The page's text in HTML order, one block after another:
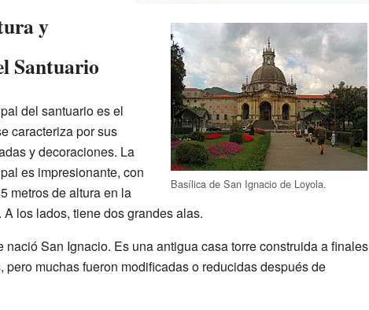
Basílica de San Ignacio de Loyola.
y
Santuario
del santuario es el
caracteriza por sus
y decoraciones. La
es impresionante, con
metros de altura en la
A los lados, tiene dos grandes alas.
San Ignacio. Es una antigua casa torre construida a finales
muchas fueron modificadas o reducidas después de